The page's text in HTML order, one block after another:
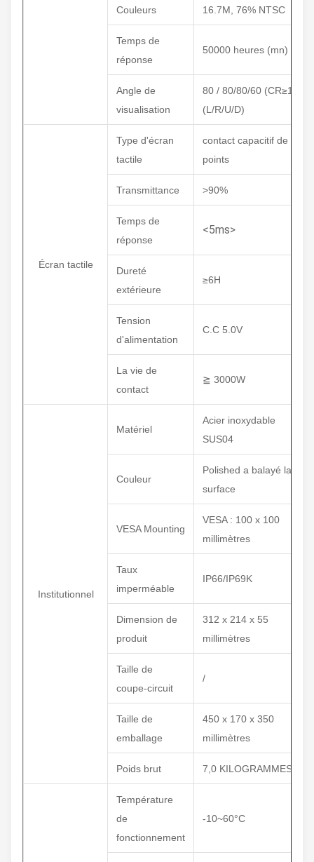
Couleurs 16.7M, 76% NTSC
Temps de
réponse
50000 heures (mn)
Angle de
visualisation
80 / 80/80/60 (CR≥10)
(L/R/U/D)
Écran tactile
Type d'écran
tactile
contact capacitif de 10
points
Transmittance >90%
Temps de
réponse
<5ms>
Dureté
extérieure
≥6H
Tension
d'alimentation
C.C 5.0V
La vie de
contact
≧ 3000W
Institutionnel
Matériel
Acier inoxydable
SUS04
Couleur
Polished a balayé la
surface
VESA Mounting
VESA : 100 x 100
millimètres
Taux
imperméable
IP66/IP69K
Dimension de
produit
312 x 214 x 55
millimètres
Taille de
coupe-circuit
/
Taille de
emballage
450 x 170 x 350
millimètres
Poids brut 7,0 KILOGRAMMES
Température
de
fonctionnement
-10~60°C